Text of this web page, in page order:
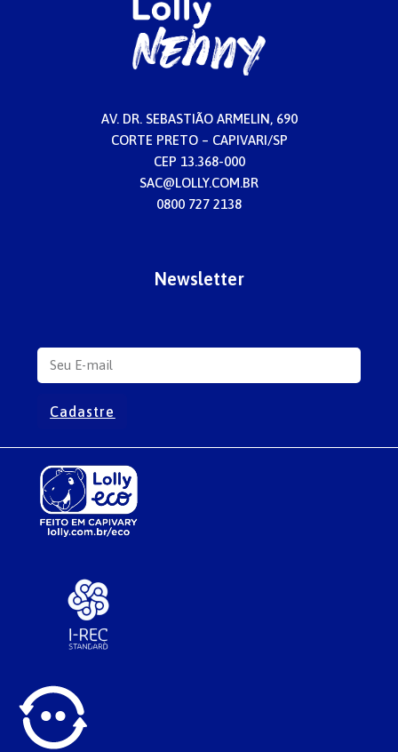
AV. DR. SEBASTIÃO ARMELIN, 690
CORTE PRETO – CAPIVARI/SP
CEP 13.368-000
SAC@LOLLY.COM.BR
0800 727 2138
Newsletter
Cadastre